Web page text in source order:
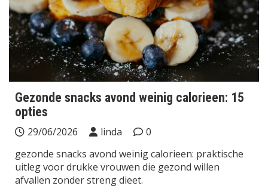
Gezonde snacks avond weinig calorieen: 15
opties
29/06/2026 linda
0
gezonde snacks avond weinig calorieen: praktische
uitleg voor drukke vrouwen die gezond willen
afvallen zonder streng dieet.